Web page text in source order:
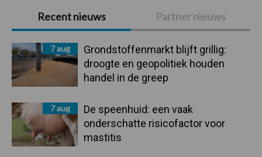
Primaire
Sidebar
Recent nieuws Partner nieuws
7 aug
Grondstoffenmarkt blijft grillig:
droogte en geopolitiek houden
handel in de greep
7 aug
De speenhuid: een vaak
onderschatte risicofactor voor
mastitis